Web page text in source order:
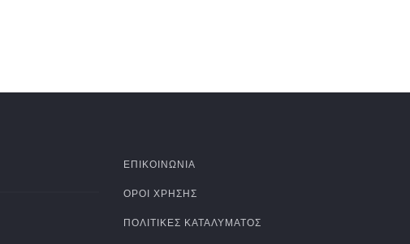
ΕΠΙΚΟΙΝΩΝΙΑ
ΌΡΟΙ ΧΡΉΣΗΣ
ΠΟΛΙΤΙΚΈΣ ΚΑΤΑΛΎΜΑΤΟΣ